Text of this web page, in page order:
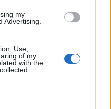
my
Advertising.
Use,
of my
with the
hírarchívumához
tartalmazza:
2 év napon belüli